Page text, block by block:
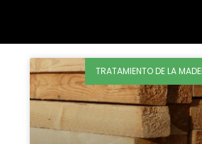
TRATAMIENTO DE LA